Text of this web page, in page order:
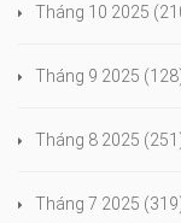
Tháng 10 2025
Tháng 9 2025
Tháng 8 2025
Tháng 7 2025